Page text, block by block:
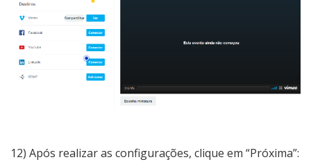
12) Após realizar as configurações, clique em “Próxima”: